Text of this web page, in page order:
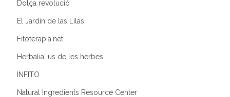
Dolça revolució
El Jardín de las Lilas
Fitoterapia.net
Herbalia: us de les herbes
INFITO
Natural Ingredients Resource Center